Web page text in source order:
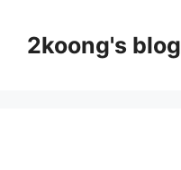
content2koong's blog